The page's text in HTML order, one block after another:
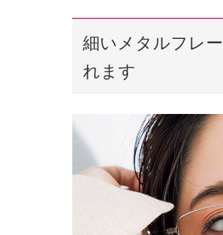
細いメタルフレ
れます